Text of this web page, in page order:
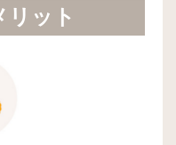
リット